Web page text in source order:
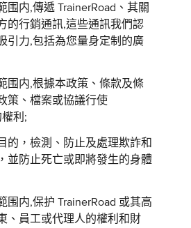
围内,傳遞 TrainerRoad、其關
的行銷通訊,這些通訊我們認
引力,包括為您量身定制的廣
围内,根據本政策、條款及條
策、檔案或協議行使
利;
的，檢測、防止及處理欺詐和
並防止死亡或即將發生的身體
围内,保护 TrainerRoad 或其高
、員工或代理人的權利和財